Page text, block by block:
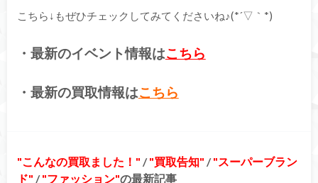
こちら↓もぜひチェックしてみてくださいね♪(*´▽｀*)
・最新のイベント情報はこちら
・最新の買取情報はこちら
こんなの買取ました！ / 買取告知 / スーパーブラン
ド
/ ファッション の最新記事